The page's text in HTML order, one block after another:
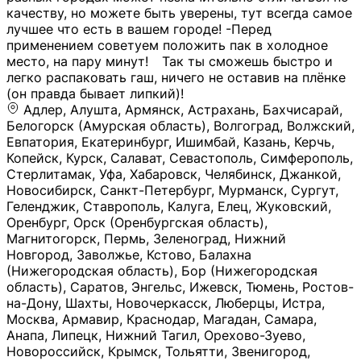
качеству, но можете быть уверены, тут всегда самое
лучшее что есть в вашем городе! -Перед
применением советуем положить пак в холодное
место, на пару минут!⠀ Так ты сможешь быстро и
легко распаковать гаш, ничего не оставив на плёнке
(он правда бывает липкий)!
Адлер, Алушта, Армянск, Астрахань, Бахчисарай,
Белогорск (Амурская область), Волгоград, Волжский,
Евпатория, Екатеринбург, Ишимбай, Казань, Керчь,
Копейск, Курск, Салават, Севастополь, Симферополь,
Стерлитамак, Уфа, Хабаровск, Челябинск, Джанкой,
Новосибирск, Санкт-Петербург, Мурманск, Сургут,
Геленджик, Ставрополь, Калуга, Елец, Жуковский,
Оренбург, Орск (Оренбургская область),
Магнитогорск, Пермь, Зеленоград, Нижний
Новгород, Заволжье, Кстово, Балахна
(Нижегородская область), Бор (Нижегородская
область), Саратов, Энгельс, Ижевск, Тюмень, Ростов-
на-Дону, Шахты, Новочеркасск, Люберцы, Истра,
Москва, Армавир, Краснодар, Магадан, Самара,
Анапа, Липецк, Нижний Тагил, Орехово-Зуево,
Новороссийск, Крымск, Тольятти, Звенигород,